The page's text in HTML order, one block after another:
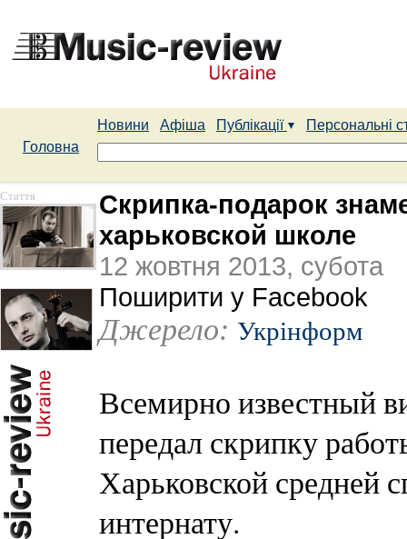
Новини Афіша Публікації
Персональні
Головна
Стаття
Скрипка-подарок
харьковской школе
12 жовтня 2013, субота
Поширити у Facebook
Джерело: Укрінформ
Всемирно известный
передал скрипку
Харьковской средней
интернату.